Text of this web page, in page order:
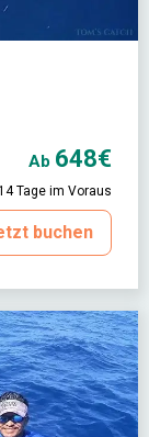
Ab 648€
Tage im Voraus
buchen